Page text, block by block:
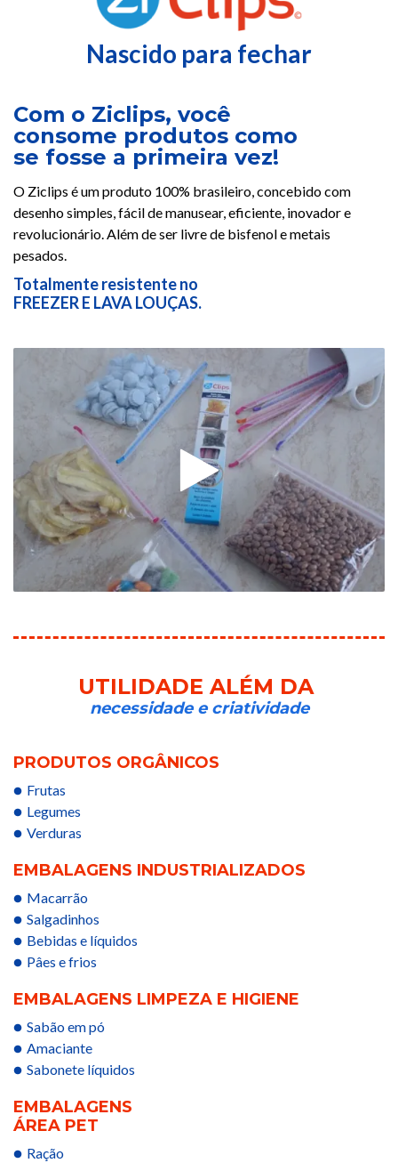
Nascido para fechar
Com o Ziclips, você
consome produtos como
se fosse a primeira vez!
O Ziclips é um produto 100% brasileiro, concebido com
desenho simples, fácil de manusear, eficiente, inovador e
revolucionário. Além de ser livre de bisfenol e metais
pesados.
Totalmente resistente no
FREEZER E LAVA LOUÇAS.
UTILIDADE ALÉM DA
necessidade e criatividade
PRODUTOS ORGÂNICOS
Frutas
Legumes
Verduras
EMBALAGENS INDUSTRIALIZADOS
Macarrão
Salgadinhos
Bebidas e líquidos
Pâes e frios
EMBALAGENS LIMPEZA E HIGIENE
Sabão em pó
Amaciante
Sabonete líquidos
EMBALAGENS
ÁREA PET
Ração